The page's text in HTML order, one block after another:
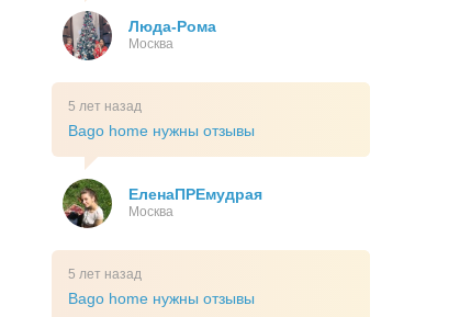
Люда-Рома
Москва
5 лет назад
Bago home нужны отзывы
ЕленаПРЕмудрая
Москва
5 лет назад
Bago home нужны отзывы